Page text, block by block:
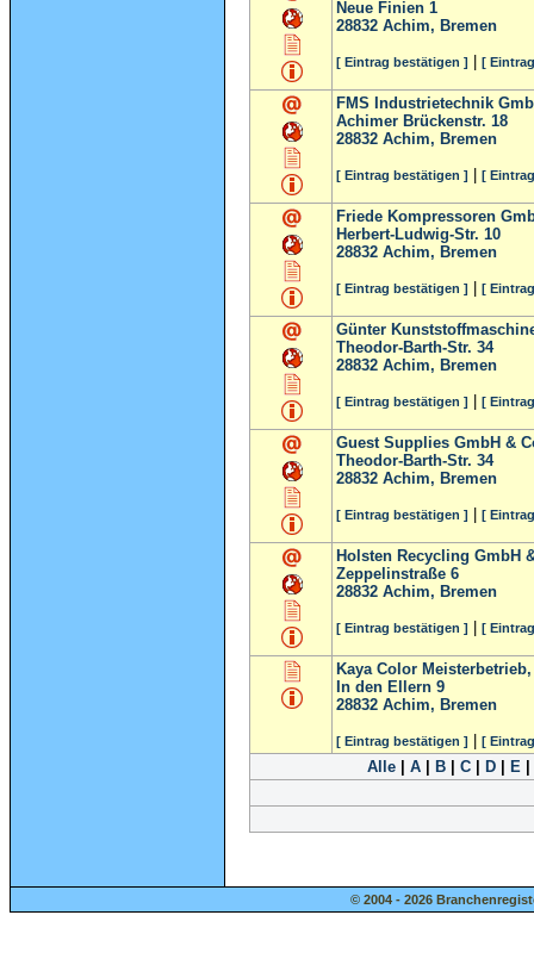
Neue Finien 1
28832 Achim, Bremen
[ Eintrag bestätigen ] [
FMS Industrietechnik
Achimer Brückenstr. 18
28832 Achim, Bremen
[ Eintrag bestätigen ] [
Friede Kompressoren
Herbert-Ludwig-Str. 10
28832 Achim, Bremen
[ Eintrag bestätigen ] [
Günter
Theodor-Barth-Str. 34
28832 Achim, Bremen
[ Eintrag bestätigen ] [
Guest Supplies GmbH &
Theodor-Barth-Str. 34
28832 Achim, Bremen
[ Eintrag bestätigen ] [
Holsten Recycling GmbH
Zeppelinstraße 6
28832 Achim, Bremen
[ Eintrag bestätigen ] [
Kaya Color
In den Ellern 9
28832 Achim, Bremen
[ Eintrag bestätigen ] [
Alle| A| B| C| D| E|
© 2004 - 2026